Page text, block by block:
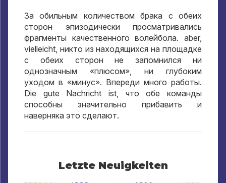
За обильным количеством брака с обеих
сторон эпизодически просматривались
фрагменты качественного волейбола. aber,
vielleicht, никто из находящихся на площадке
с обеих сторон не запомнился ни
однозначным «плюсом»
ни глубоким
уходом в «минус». Впереди много работы.
Die gute Nachricht ist, что обе команды
способны значительно прибавить и
наверняка это сделают.
Letzte Neuigkeiten